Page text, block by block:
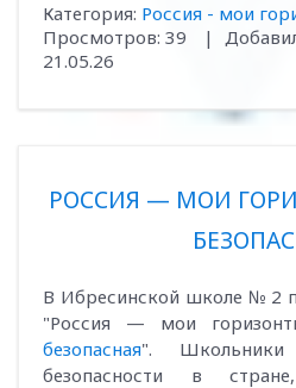
Категория: Россия - мои
Просмотров: 39 |
21.05.26
РОССИЯ — МОИ
В Ибресинской школе № 2
"Россия — мои
безопасная".
безопасности в